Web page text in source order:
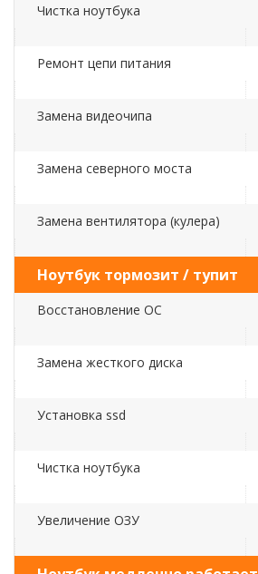
Чистка ноутбука
Ремонт цепи питания
Замена видеочипа
Замена северного моста
Замена вентилятора (кулера)
Ноутбук тормозит / тупит
Восстановление ОС
Замена жесткого диска
Установка ssd
Чистка ноутбука
Увеличение ОЗУ